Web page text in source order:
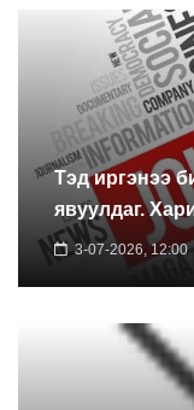
Тэд иргэнээ
явуулдаг.
3-07-2026, 12:00